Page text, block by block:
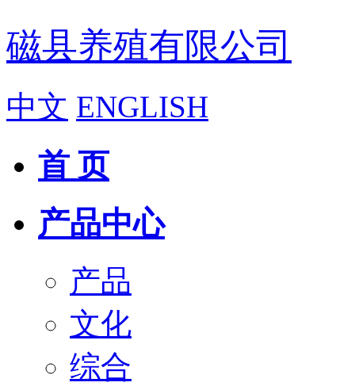
磁县养殖有限公司
中文 ENGLISH
首 页
产品中心
产品
文化
综合